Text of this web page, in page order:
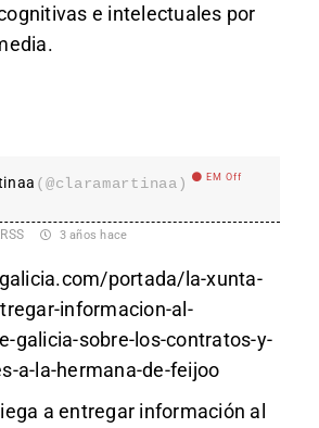
e intelectuales por
(@claramartinaa) EM Off
3 años hace
portada/la-xunta-
informacion-al-
galicia-sobre-los-contratos-y-
a-la-hermana-de-feijoo
a entregar información al